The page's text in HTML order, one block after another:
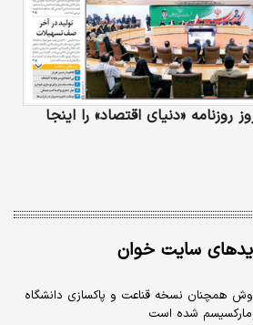
«دنیای‌ اقتصاد» را اینجا
سایت خوان
همچنان نسخه قناعت و پاکسازی دانشگاه
شده است